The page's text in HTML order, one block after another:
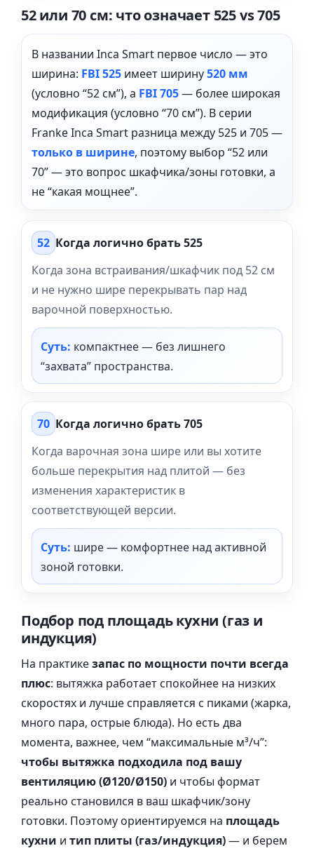
52 или 70 см: что означает 525 vs 705
В названии Inca Smart первое число — это
ширина: FBI 525 имеет ширину520 мм
(условно “52 см”), а FBI 705— более широкая
модификация (условно “70 см”). В серии
Franke Inca Smart разница между 525 и 705 —
только в ширине, поэтому выбор “52 или
70” — это вопрос шкафчика/зоны готовки, а
не “какая мощнее”.
52 Когда логично брать 525
Когда зона встраивания/шкафчик под 52 см
и не нужно шире перекрывать пар над
варочной поверхностью.
Суть: компактнее — без лишнего
“захвата” пространства.
70 Когда логично брать 705
Когда варочная зона шире или вы хотите
больше перекрытия над плитой — без
изменения характеристик в
соответствующей версии.
Суть: шире — комфортнее над активной
зоной готовки.
Подбор под площадь кухни (газ и
индукция)
На практикезапас по мощности почти всегда
плюс: вытяжка работает спокойнее на низких
скоростях и лучше справляется с пиками (жарка,
много пара, острые блюда). Но есть два
момента, важнее, чем “максимальные м³/ч”:
чтобы вытяжка подходила под вашу
вентиляцию (Ø120/Ø150) и чтобы формат
реально становился в ваш шкафчик/зону
готовки. Поэтому ориентируемся на площадь
кухни и тип плиты (газ/индукция)— и берем